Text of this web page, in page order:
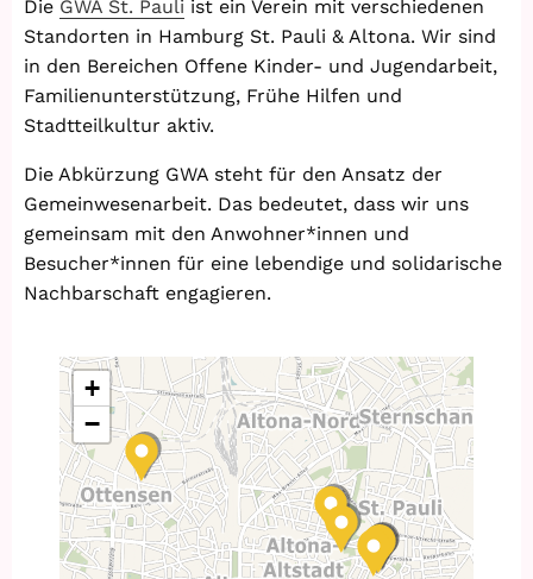
Die GWA St. Pauli ist ein Verein mit verschiedenen
Standorten in Hamburg St. Pauli & Altona. Wir sind
in den Bereichen Offene Kinder- und Jugendarbeit,
Familienunterstützung, Frühe Hilfen und
Stadtteilkultur aktiv.
Die Abkürzung GWA steht für den Ansatz der
Gemeinwesenarbeit. Das bedeutet, dass wir uns
gemeinsam mit den Anwohner*innen und
Besucher*innen für eine lebendige und solidarische
Nachbarschaft engagieren.
+
−